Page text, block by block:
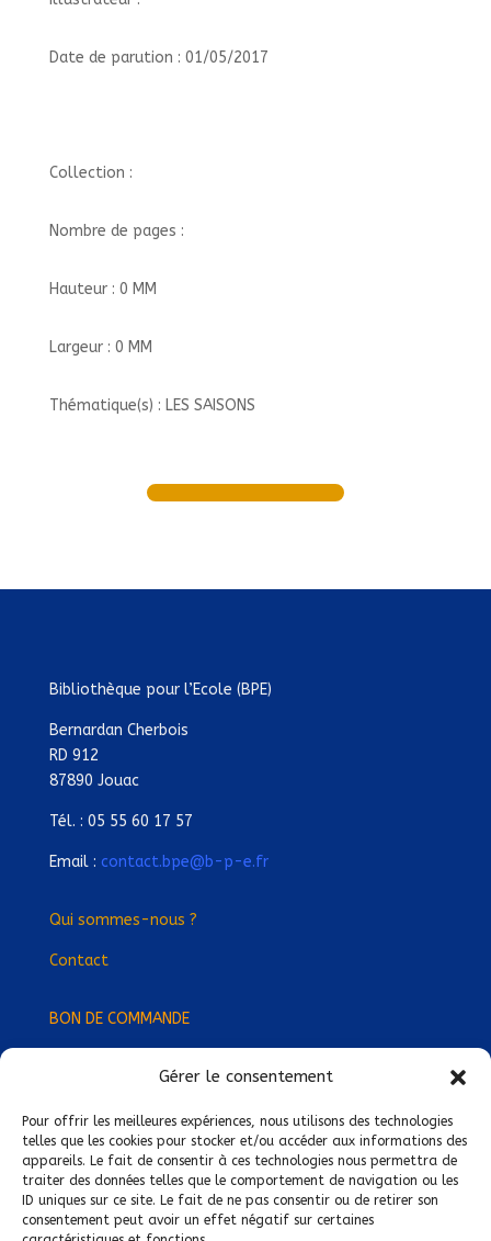
Gérer le consentement
Pour offrir les meilleures expériences, nous utilisons des technologies
telles que les cookies pour stocker et/ou accéder aux informations des
appareils. Le fait de consentir à ces technologies nous permettra de
traiter des données telles que le comportement de navigation ou les
ID uniques sur ce site. Le fait de ne pas consentir ou de retirer son
consentement peut avoir un effet négatif sur certaines
Date de parution : 01/05/2017
Collection :
Nombre de pages :
Hauteur : 0 MM
Largeur : 0 MM
Thématique(s) : LES SAISONS
Bibliothèque pour l’Ecole (BPE)
Bernardan Cherbois
RD 912
87890 Jouac
Tél. : 05 55 60 17 57
Email : contact.bpe@b-p-e.fr
Qui sommes-nous ?
Contact
BON DE COMMANDE
Devenez Délégué·e Régional·e !
Trouvez-nous près de chez vous !
Mentions légales
Conditions générales de vente